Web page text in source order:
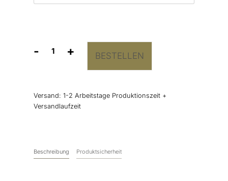
-
Aufkleber+ BESTELLEN
Versand: 1-2 Arbeitstage Produktionszeit +
Versandlaufzeit
Beschreibung Produktsicherheit